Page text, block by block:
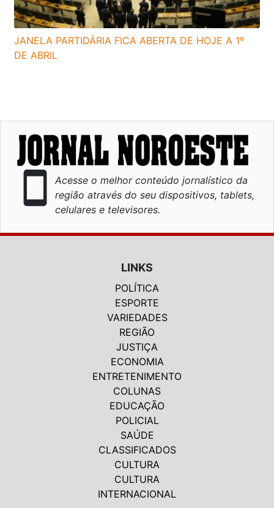
JANELA PARTIDÁRIA FICA ABERTA DE HOJE A 1º
DE ABRIL
smartphone
Acesse o melhor conteúdo jornalístico da
região através do seu dispositivos, tablets,
celulares e televisores.
LINKS
POLÍTICA
ESPORTE
VARIEDADES
REGIÃO
JUSTIÇA
ECONOMIA
ENTRETENIMENTO
COLUNAS
EDUCAÇÃO
POLICIAL
SAÚDE
CLASSIFICADOS
CULTURA
CULTURA
INTERNACIONAL